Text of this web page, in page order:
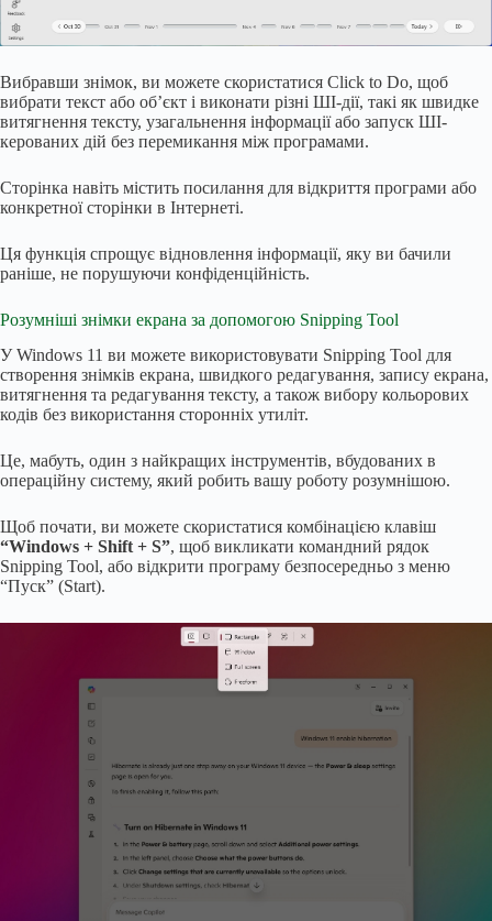
Вибравши знімок, ви можете скористатися Click to Do, щоб
вибрати текст або об’єкт і виконати різні ШІ-дії, такі як швидке
витягнення тексту, узагальнення інформації або запуск ШІ-
керованих дій без перемикання між програмами.
Сторінка навіть містить посилання для відкриття програми або
конкретної сторінки в Інтернеті.
Ця функція спрощує відновлення інформації, яку ви бачили
раніше, не порушуючи конфіденційність.
Розумніші знімки екрана за допомогою Snipping Tool
У Windows 11 ви можете використовувати Snipping Tool для
створення знімків екрана, швидкого редагування, запису екрана,
витягнення та редагування тексту, а також вибору кольорових
кодів без використання сторонніх утиліт.
Це, мабуть, один з найкращих інструментів, вбудованих в
операційну систему, який робить вашу роботу розумнішою.
Щоб почати, ви можете скористатися комбінацією клавіш
“Windows + Shift + S”, щоб викликати командний рядок
Snipping Tool, або відкрити програму безпосередньо з меню
“Пуск” (Start).